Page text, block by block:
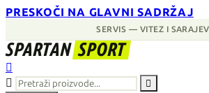
PRESKOČI NA GLAVNI SADRŽAJ
SERVIS — VITEZ I
SPARTAN SPORT


